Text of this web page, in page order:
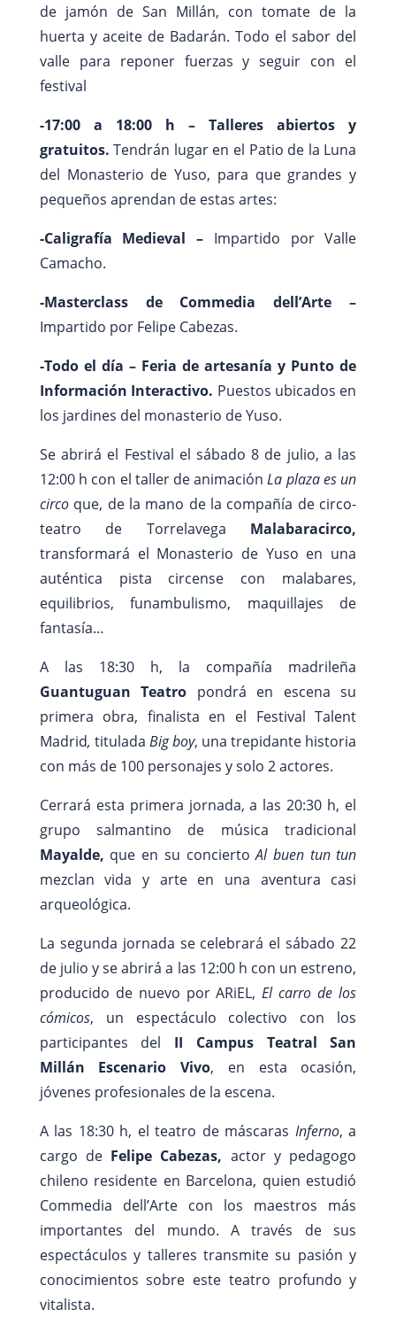
de jamón de San Millán, con tomate de la
huerta y aceite de Badarán. Todo el sabor del
valle para reponer fuerzas y seguir con el
festival
-17:00 a 18:00 h – Talleres abiertos y
gratuitos.Tendrán lugar en el Patio de la Luna
del Monasterio de Yuso, para que grandes y
pequeños aprendan de estas artes:
-Caligrafía Medieval – Impartido por Valle
Camacho.
-Masterclass de Commediadell’Arte
–
Impartido por Felipe Cabezas.
-Todo el día – Feria de artesanía y Punto de
Información Interactivo. Puestos ubicados en
los jardines del monasterio de Yuso.
Se abrirá el Festival el sábado 8 de julio, a las
12:00 h con el taller de animaciónLa plaza es un
circoque, de la mano de la compañía de circo-
teatro de Torrelavega Malabaracirco,
transformará el Monasterio de Yuso en una
auténtica pista circense con malabares,
equilibrios, funambulismo, maquillajes de
fantasía…
A las 18:30 h, la compañía madrileña
Guantuguan Teatro pondrá en escena su
primera obra, finalista en el Festival Talent
Madrid, titulada Big boy, una trepidante historia
con más de 100 personajes y solo 2 actores.
Cerrará esta primera jornada, a las 20:30 h, el
grupo salmantino de música tradicional
Mayalde, que en su conciertoAl buen tun tun
mezclan vida y arte en una aventura casi
arqueológica.
La segunda jornada se celebrará el sábado 22
de julio y se abrirá a las 12:00 h con un estreno,
producido de nuevo por ARiEL,El carro de los
cómicos, un espectáculo colectivo con los
participantes del II Campus Teatral San
Millán Escenario Vivo, en esta ocasión,
jóvenes profesionales de la escena.
A las 18:30 h, el teatro de máscaras Inferno, a
cargo de Felipe Cabezas, actor y pedagogo
chileno residente en Barcelona, quien estudió
Commedia dell’Arte con los maestros más
importantes del mundo. A través de sus
espectáculos y talleres transmite su pasión y
conocimientos sobre este teatro profundo y
vitalista.